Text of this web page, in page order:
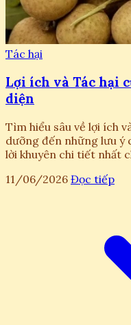
Tác hại
Lợi ích và Tác hại
diện
Tìm hiểu sâu về lợi ích
dưỡng đến những lưu ý
lời khuyên chi tiết nhất
11/06/2026 Đọc tiếp